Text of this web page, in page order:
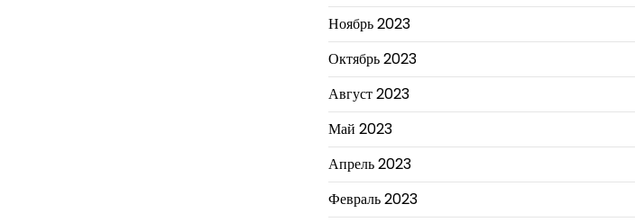
Ноябрь 2023
Октябрь 2023
Август 2023
Май 2023
Апрель 2023
Февраль 2023